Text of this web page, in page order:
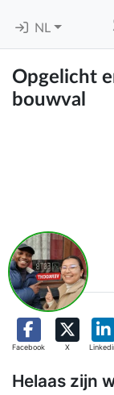
NL
Opgelicht
bouwval
Facebook X
Helaas zijn